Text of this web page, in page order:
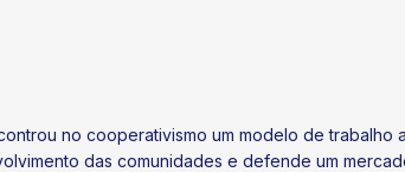
no cooperativismo um modelo de trabalho
das comunidades e defende um